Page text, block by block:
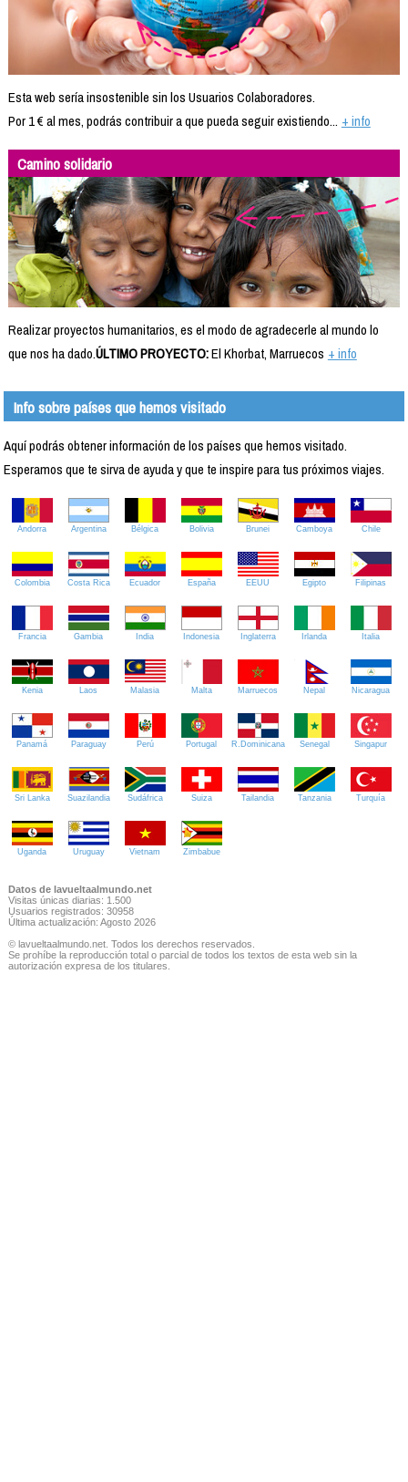
Esta web sería insostenible sin los Usuarios Colaboradores.
Por 1 € al mes, podrás contribuir a que pueda seguir existiendo... + info
Camino solidario
Realizar proyectos humanitarios, es el modo de agradecerle al mundo lo
que nos ha dado.ÚLTIMO PROYECTO:El Khorbat, Marruecos + info
Info sobre países que hemos visitado
Aquí podrás obtener información de los países que hemos visitado.
Esperamos que te sirva de ayuda y que te inspire para tus próximos viajes.
Andorra Argentina Bélgica Bolivia Brunei Camboya Chile
Colombia Costa Rica Ecuador España EEUU Egipto Filipinas
Francia Gambia India Indonesia Inglaterra Irlanda Italia
Kenia Laos Malasia Malta Marruecos Nepal Nicaragua
Panamá Paraguay Perú Portugal R.Dominicana Senegal Singapur
Sri Lanka Suazilandia Sudáfrica Suiza Tailandia Tanzania Turquía
Uganda Uruguay Vietnam Zimbabue
Datos de lavueltaalmundo.net
Visitas únicas diarias: 1.500
Usuarios registrados: 30958
Última actualización: Agosto 2026
© lavueltaalmundo.net. Todos los derechos reservados.
Se prohíbe la reproducción total o parcial de todos los textos de esta web sin la
autorización expresa de los titulares.